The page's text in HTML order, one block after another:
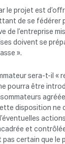
le projet est
de se fédérer
de l’entreprise
doivent se
».
sera-t-il «
pourra être
disposition ne
et
pas certain que le